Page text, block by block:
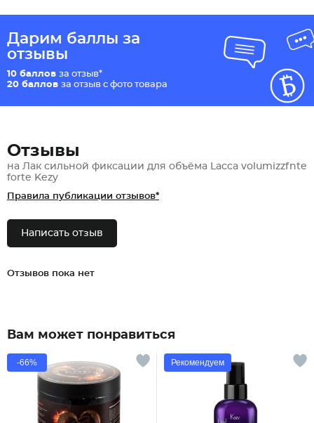
Дарим баллы за
отзывы
10 баллов за отзыв*
20 баллов за отзыв с фото товара
Отзывы
на Лак сильной фиксации для объёма Lacca volumizzfnte
forte Kezy
Правила публикации отзывов*
Написать отзыв
Отзывов пока нет
Вам может понравиться
-66% Рекомендуем